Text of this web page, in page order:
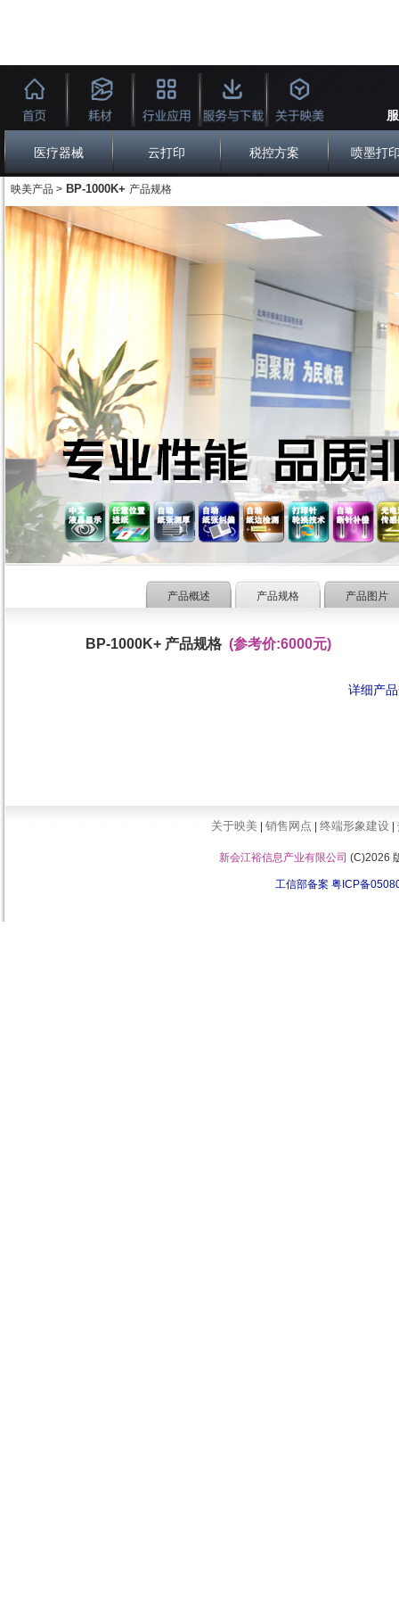
医疗器械 云打印 税控方案 喷墨打
映美产品 > BP-1000K+ 产品规格
产品概述 产品规格 产品图片
BP-1000K+ 产品规格 (参考价:6000元)
详细产
关于映美 销售网点 终端形象建设
新会江裕信息产业有限公司 (C)2026
工信部备案 粤ICP备